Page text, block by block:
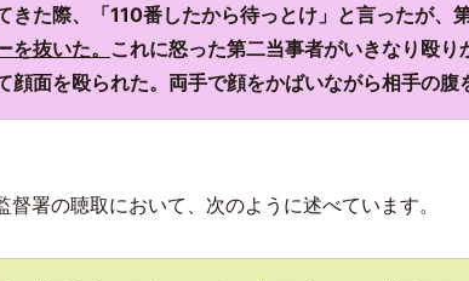
きた際、「110番したから待っとけ」と言ったが、
を抜いた。 これに怒った第二当事者がいきなり殴
面を殴られた。両手で顔をかばいながら相手の腹
署の聴取において、次のように述べています。